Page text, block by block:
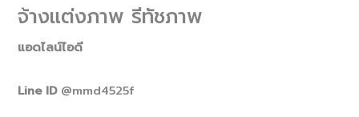
จ้างแต่งภาพ รีทัชภาพ
แอดไลน์ไอดี
Line ID @mmd4525f